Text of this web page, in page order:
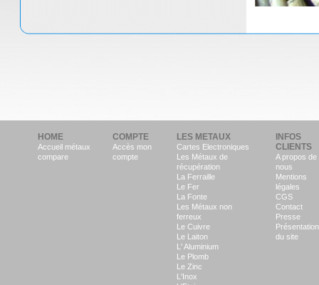
HOME
Accueil métaux
compare
COMPTE
Accès mon
compte
LES METAUX
Cartes Electroniques
Les Métaux de
récupération
La Ferraille
Le Fer
La Fonte
Les Métaux non
ferreux
Le Cuivre
Le Laiton
L' Aluminium
Le Plomb
Le Zinc
L'Inox
INFOS
CLIENTS
A propos de
nous
Mentions
légales
CGS
Contact
Presse
Présentation
du site